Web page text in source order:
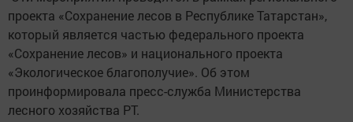
проекта «Сохранение лесов в Республике Татарстан»,
который является частью федерального проекта
«Сохранение лесов» и национального проекта
«Экологическое благополучие». Об этом
проинформировала пресс-служба Министерства
лесного хозяйства РТ.